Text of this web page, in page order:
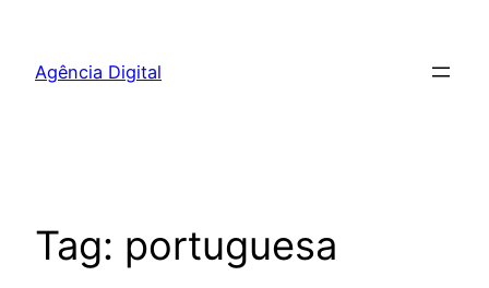
Agência Digital
Tag: portuguesa